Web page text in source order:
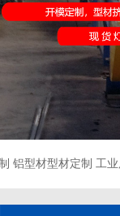
铝型材型材定制 工